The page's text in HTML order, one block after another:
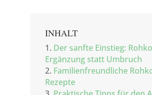
INHALT
1. Der sanfte Einstieg:
Ergänzung statt Umbruch
2. Familienfreundliche
Rezepte